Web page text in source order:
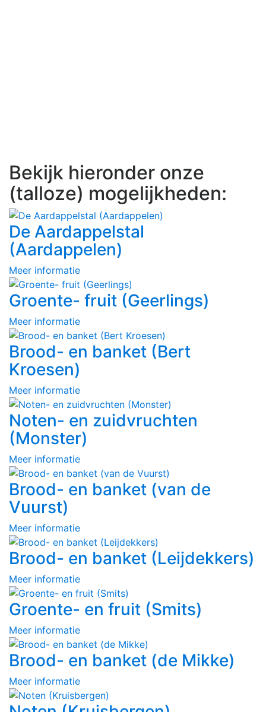
Bekijk hieronder onze
(talloze) mogelijkheden:
De Aardappelstal
(Aardappelen)
Meer informatie
Groente- fruit (Geerlings)
Meer informatie
Brood- en banket (Bert
Kroesen)
Meer informatie
Noten- en zuidvruchten
(Monster)
Meer informatie
Brood- en banket (van de
Vuurst)
Meer informatie
Brood- en banket (Leijdekkers)
Meer informatie
Groente- en fruit (Smits)
Meer informatie
Brood- en banket (de Mikke)
Meer informatie